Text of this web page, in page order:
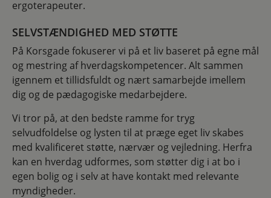
ergoterapeuter.
SELVSTÆNDIGHED MED STØTTE
På Korsgade fokuserer vi på et liv baseret på egne mål
og mestring af hverdagskompetencer. Alt sammen
igennem et tillidsfuldt og nært samarbejde imellem
dig og de pædagogiske medarbejdere.
Vi tror på, at den bedste ramme for tryg
selvudfoldelse og lysten til at præge eget liv skabes
med kvalificeret støtte, nærvær og vejledning. Herfra
kan en hverdag udformes, som støtter dig i at bo i
egen bolig og i selv at have kontakt med relevante
myndigheder.